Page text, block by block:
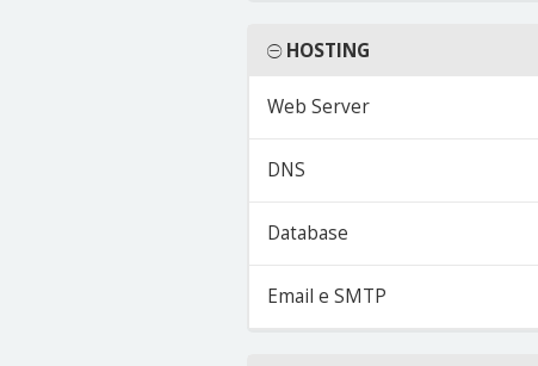
HOSTING
Web Server
DNS
Database
Email e SMTP